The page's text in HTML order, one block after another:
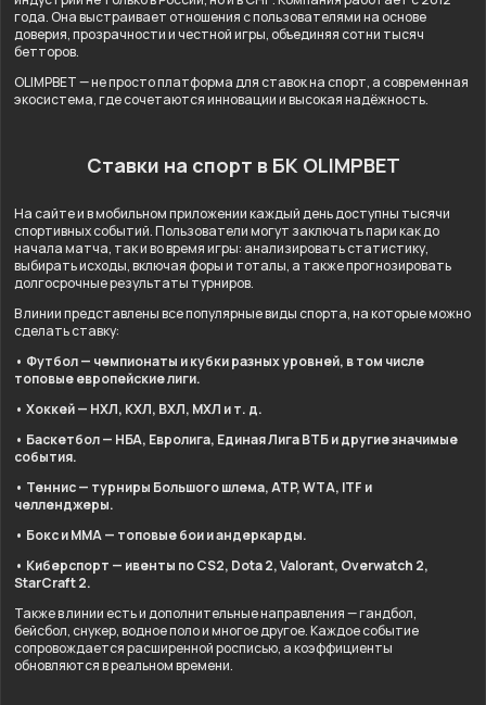
года. Она выстраивает отношения с пользователями на основе
доверия, прозрачности и честной игры, объединяя сотни тысяч
бетторов.
OLIMPBET — не просто платформа для ставок на спорт, а современная
экосистема, где сочетаются инновации и высокая надёжность.
Ставки на спорт в БК OLIMPBET
На сайте и в мобильном приложении каждый день доступны тысячи
спортивных событий. Пользователи могут заключать пари как до
начала матча, так и во время игры: анализировать статистику,
выбирать исходы, включая форы и тоталы, а также прогнозировать
долгосрочные результаты турниров.
В линии представлены все популярные виды спорта, на которые можно
сделать ставку:
• Футбол — чемпионаты и кубки разных уровней, в том числе
топовые европейские лиги.
• Хоккей — НХЛ, КХЛ, ВХЛ, МХЛ и т. д.
• Баскетбол — НБА, Евролига, Единая Лига ВТБ и другие значимые
события.
• Теннис — турниры Большого шлема, ATP, WTA, ITF и
челленджеры.
• Бокс и ММА — топовые бои и андеркарды.
• Киберспорт — ивенты по CS2, Dota 2, Valorant, Overwatch 2,
StarCraft 2.
Также в линии есть и дополнительные направления — гандбол,
бейсбол, снукер, водное поло и многое другое. Каждое событие
сопровождается расширенной росписью, а коэффициенты
обновляются в реальном времени.